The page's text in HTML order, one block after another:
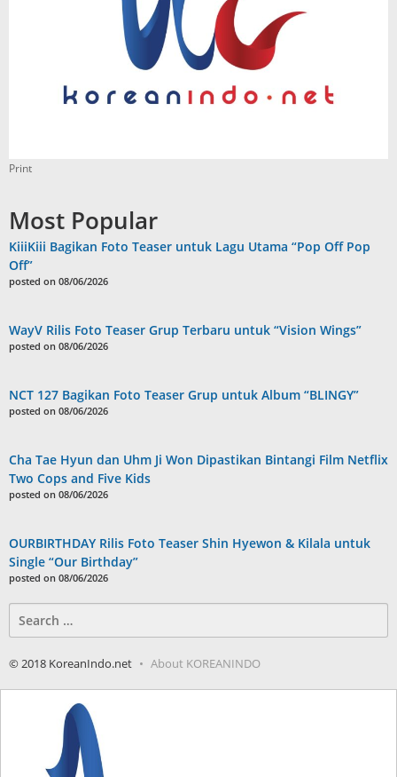
Print
Most Popular
KiiiKiii Bagikan Foto Teaser untuk Lagu Utama “Pop Off Pop
Off”
posted on 08/06/2026
WayV Rilis Foto Teaser Grup Terbaru untuk “Vision Wings”
posted on 08/06/2026
NCT 127 Bagikan Foto Teaser Grup untuk Album “BLINGY”
posted on 08/06/2026
Cha Tae Hyun dan Uhm Ji Won Dipastikan Bintangi Film Netflix
Two Cops and Five Kids
posted on 08/06/2026
OURBIRTHDAY Rilis Foto Teaser Shin Hyewon & Kilala untuk
Single “Our Birthday”
posted on 08/06/2026
for:
© 2018 KoreanIndo.net About KOREANINDO